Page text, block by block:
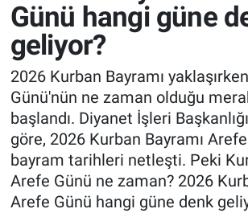
Günü hangi güne
geliyor?
2026 Kurban Bayramı
Günü'nün ne zaman olduğu
başlandı. Diyanet İşleri
göre, 2026 Kurban Bayramı
bayram tarihleri netleşti. Peki
Arefe Günü ne zaman? 2026
Arefe Günü hangi güne denk
ÖZEL HABER
Keşfet
ASTROLOJİ
MANŞET
RESMİ İLANLAR